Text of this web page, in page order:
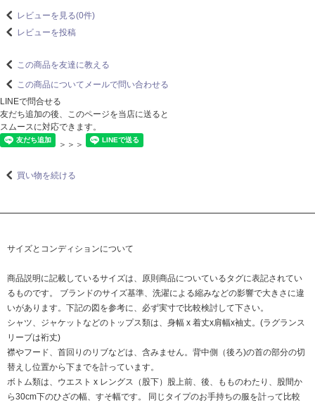
レビューを見る(0件)
レビューを投稿
この商品を友達に教える
この商品についてメールで問い合わせる
LINEで問合せる
友だち追加の後、このページを当店に送ると
スムースに対応できます。
＞＞＞
買い物を続ける
サイズとコンディションについて
商品説明に記載しているサイズは、原則商品についているタグに表記されてい
るものです。 ブランドのサイズ基準、洗濯による縮みなどの影響で大きさに違
いがあります。下記の図を参考に、必ず実寸で比較検討して下さい。
シャツ、ジャケットなどのトップス類は、身幅 x 着丈x肩幅x袖丈。(ラグランス
リーブは裄丈)
襟やフード、首回りのリブなどは、含みません。背中側（後ろ)の首の部分の切
替えし位置から下までを計っています。
ボトム類は、ウエスト x レングス（股下）股上前、後、もものわたり、股間か
ら30cm下のひざの幅、すそ幅です。 同じタイプのお手持ちの服を計って比較